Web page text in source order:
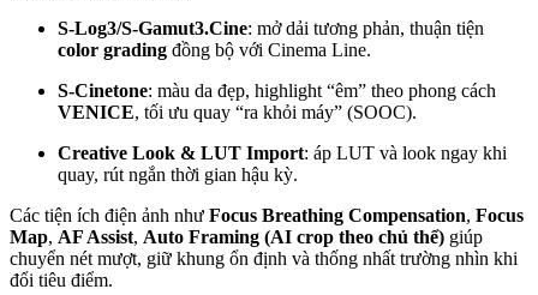
S-Log3/S-Gamut3.Cine: mở dải tương phản, thuận tiện
color grading đồng bộ với Cinema Line.
S-Cinetone: màu da đẹp, highlight “êm” theo phong cách
VENICE, tối ưu quay “ra khỏi máy” (SOOC).
Creative Look & LUT Import: áp LUT và look ngay khi
quay, rút ngắn thời gian hậu kỳ.
Các tiện ích điện ảnh như Focus Breathing Compensation, Focus
Map, AF Assist, Auto Framing (AI crop theo chủ thể) giúp
chuyển nét mượt, giữ khung ổn định và thống nhất trường nhìn khi
đổi tiêu điểm.